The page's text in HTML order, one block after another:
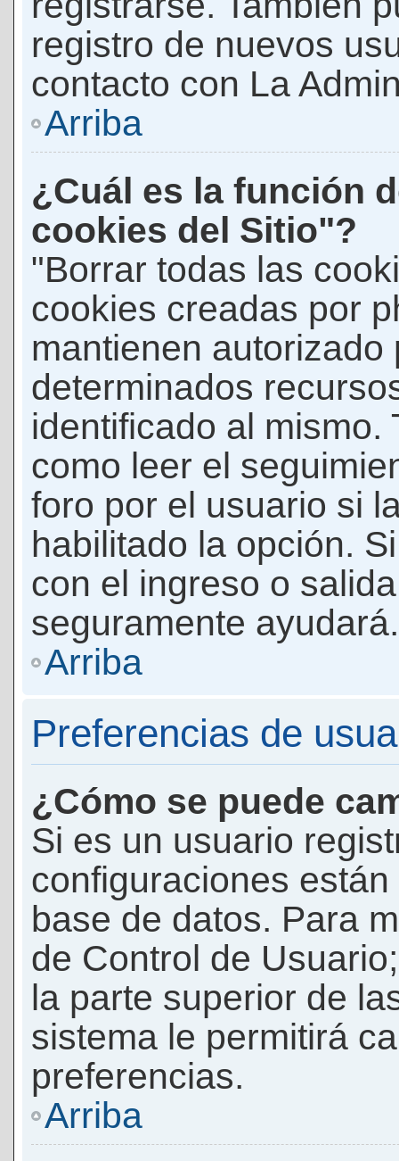
registro de nuevos
contacto con La
Arriba
¿Cuál es la función
cookies del Sitio"?
"Borrar todas las
cookies creadas por
mantienen autorizado
determinados
identificado al mismo.
como leer el
foro por el usuario si
habilitado la opción.
con el ingreso o
seguramente ayudará.
Arriba
Preferencias de
¿Cómo se puede
Si es un usuario
configuraciones
base de datos. Para
de Control de
la parte superior de
sistema le permitirá
preferencias.
Arriba